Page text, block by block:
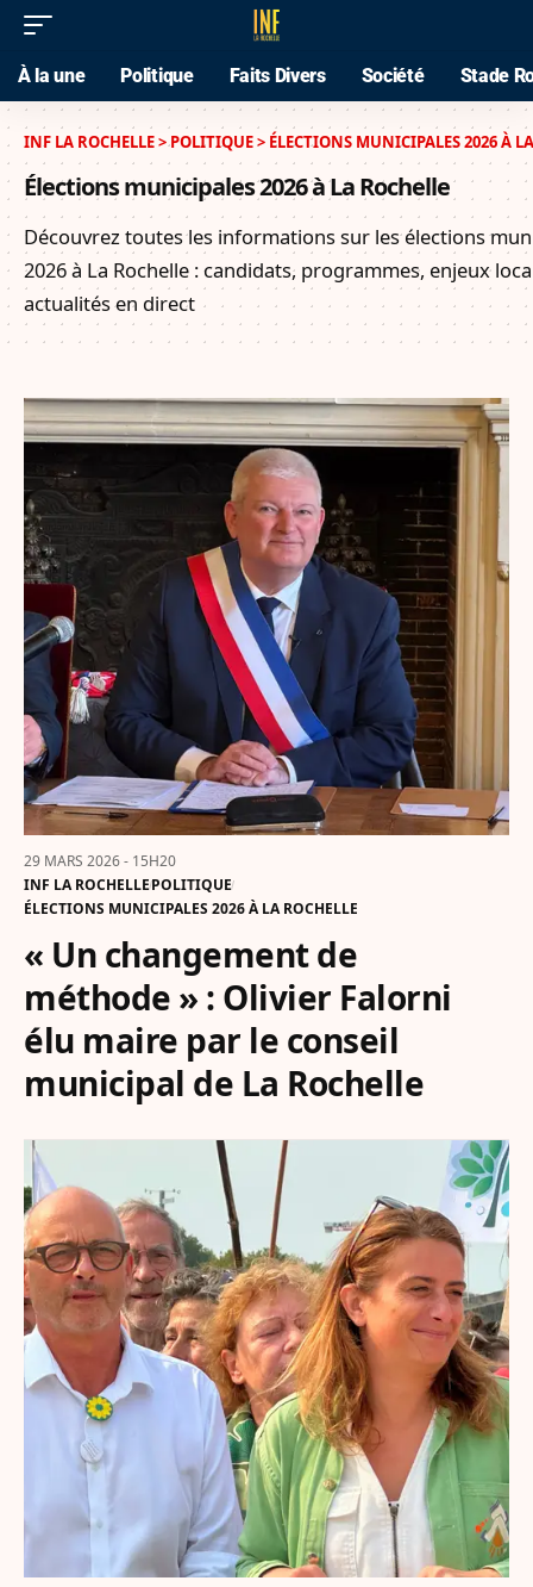
À la une Politique Faits Divers Société Stade
INF LA ROCHELLE>POLITIQUE> ÉLECTIONS MUNICIPALES 2026 À
Élections municipales 2026 à La Rochelle
Découvrez toutes les informations sur les élections
2026 à La Rochelle : candidats, programmes, enjeux
actualités en direct
29 MARS 2026 - 15H20
INF LA ROCHELLEPOLITIQUE
ÉLECTIONS MUNICIPALES 2026 À LA ROCHELLE
« Un changement de
méthode » : Olivier Falorni
élu maire par le conseil
municipal de La Rochelle